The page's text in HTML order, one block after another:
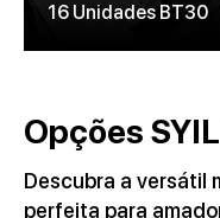
16 Unidades BT30
Opções
Descubra a versátil
perfeita para